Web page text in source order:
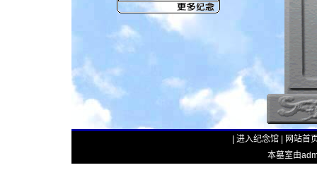
进入纪念馆
网站首
本墓室由